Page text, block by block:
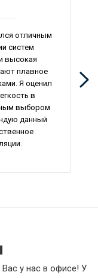
отличным
систем
высокая
плавное
Я оценил
в
выбором
данный
у нас в офисе! У